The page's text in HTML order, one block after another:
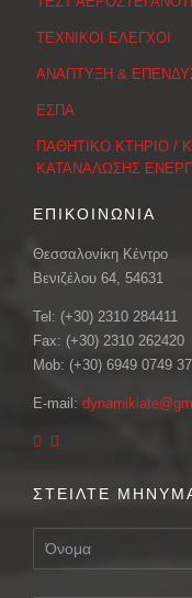
ΤΕΧΝΙΚΟΙ ΕΛΕΓΧΟΙ
ΑΝΑΠΤΥΞΗ &
ΕΣΠΑ
ΠΑΘΗΤΙΚΟ ΚΤΗΡΙΟ /
ΚΑΤΑΝΑΛΩΣΗΣ
ΕΠΙΚΟΙΝΩΝΙΑ
Θεσσαλονίκη Κέντρο
Βενιζέλου 64, 54631
Tel: (+30) 2310 284411
Fax: (+30) 2310 262420
Mob: (+30) 6949 0749 37
E-mail:
ΣΤΕΙΛΤΕ